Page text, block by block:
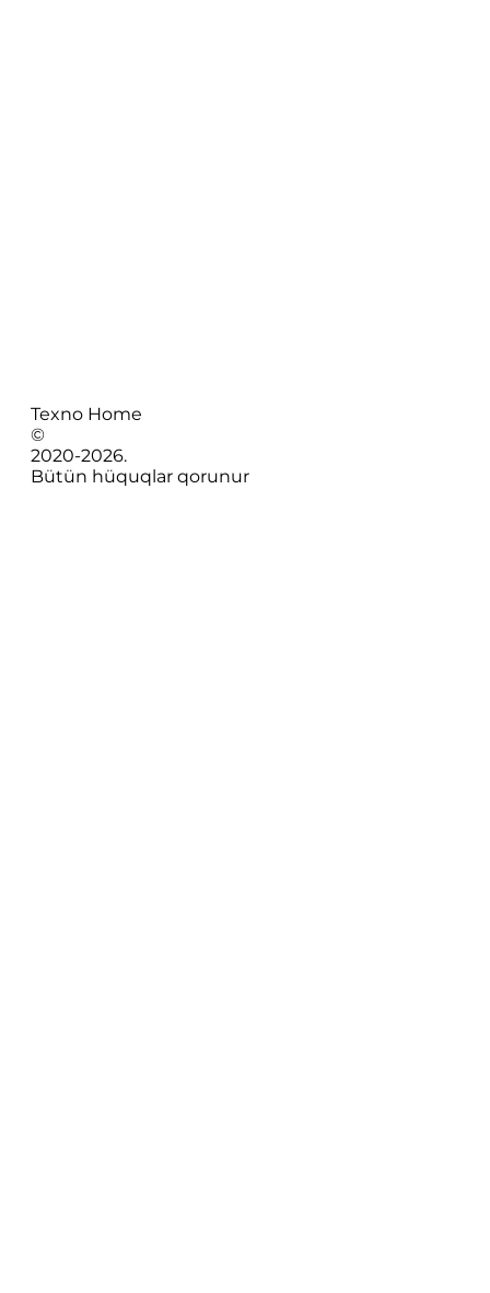
Texno Home
©
2020-2026.
Bütün hüquqlar qorunur